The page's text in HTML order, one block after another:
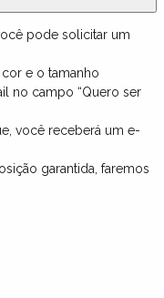
pode solicitar um
e o tamanho
no campo “Quero ser
você receberá um e-
garantida, faremos